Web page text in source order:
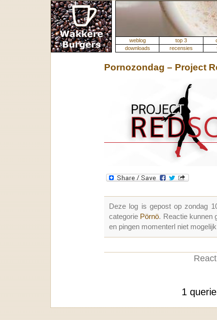
weblog top 3
downloads
recensies
Pornozondag – Project
Deze log is gepost op zondag
categorie Pörnö. Reactie kunnen
en pingen momenterl niet
1